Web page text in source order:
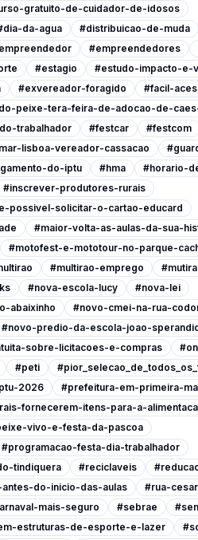
gratuito-de-cuidador-de-idosos
da-agua #distribuicao-de-muda
#empreendedores
#estagio
#estudo-impacto-e-
#exvereador-foragido
#facil-
peixe-tera-feira-de-adocao-de-
trabalhador #festcar #festcom
lisboa-vereador-cassacao
do-iptu #hma
#horario-
#inscrever-produtores-rurais
possivel-solicitar-o-cartao-educard
#maior-volta-as-aulas-da-sua-
#motofest-e-mototour-no-parque-
#multirao-emprego
#nova-escola-lucy
#nova-lei
abaixinho
#novo-cmei-na-rua-
#novo-predio-da-escola-joao-
sobre-licitacoes-e-compras
#peti
2026
#prefeitura-em-primeira-
fornecerem-itens-para-a-
vivo-e-festa-da-pascoa
#programacao-festa-dia-trabalhador
tindiquera #reciclaveis
do-inicio-das-aulas
#rua-
mais-seguro #sebrae
estruturas-de-esporte-e-lazer